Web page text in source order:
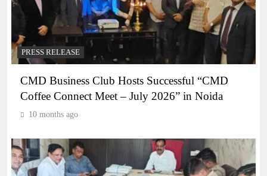
PRESS RELEASE
CMD Business Club Hosts Successful “CMD
Coffee Connect Meet – July 2026” in Noida
10 months ago